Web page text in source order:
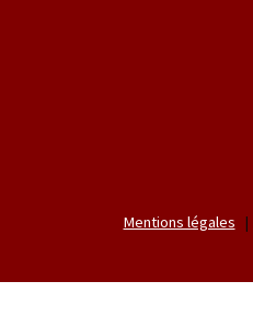
Mentions légales